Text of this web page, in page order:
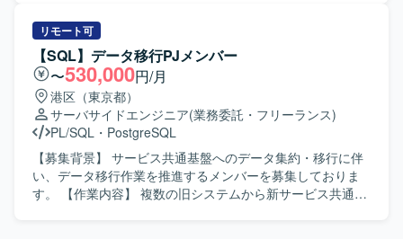
だけます。新旧システム双方のデータモデルを理解しなが
ら移行設計を行うため、DB設計やデータ利活用に関する知
見を深めることができます。 【開発環境】 言語はJava、
React、データベースはAmazon Aurora PostgreSQL、OS
はRed Hat Enterprise Linux、フレームワークはSpring Boot
を利用した環境で開発を行っております。
び移行後のテストを実施していただきます。 【求める人物
像】 関係者と円滑にコミュニケーションを取りながら、自
ら課題を発見し能動的に行動できる方を求めています。
【ポジションの魅力】 大規模なシステム更改におけるデー
タ移行の上流からテストまで一連の工程に携わることで、
データベースに関する知見や移行ノウハウを幅広く身につ
けていただけます。 【開発環境】 Oracleおよび
PostgreSQLを中心としたデータベース環境でのデータ移行
作業となります。
リモート可
【SQL】データ移行PJメンバー
〜530,000円/月
港区（東京都）
サーバサイドエンジニア(業務委託・フリーランス)
PL/SQL ・ PostgreSQL
【募集背景】 サービス共通基盤へのデータ集約・移行に伴
い、データ移行作業を推進するメンバーを募集しておりま
す。 【作業内容】 複数の旧システムから新サービス共通基